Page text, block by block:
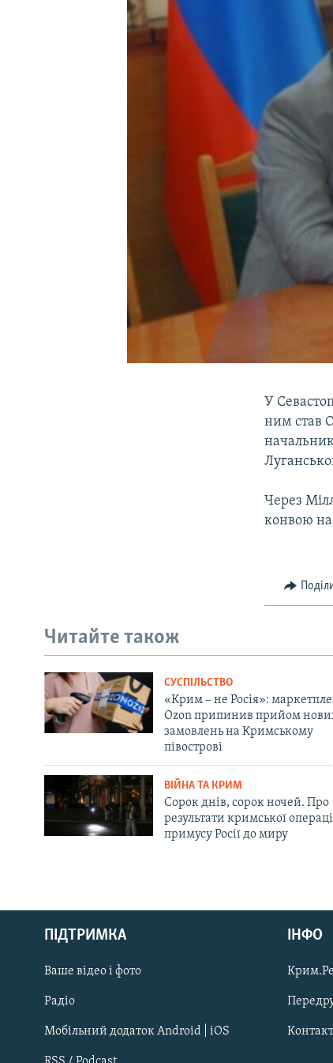
Русский
Qırımtatar
ДОЛУЧАЙСЯ!
У
ним став
Через
конвою
Читайте також
СУСПІЛЬСТВО
«Крим – не Росія»:
Ozon припинив прийом
замовлень на Кримському
півострові
ВІЙНА ТА КРИМ
Сорок днів, сорок ночей. Про
результати кримської
примусу Росії до миру
ПІДТРИМКА
Ваше відео і фото
Радіо
Мобільний додаток Android | iOS
ІНФО